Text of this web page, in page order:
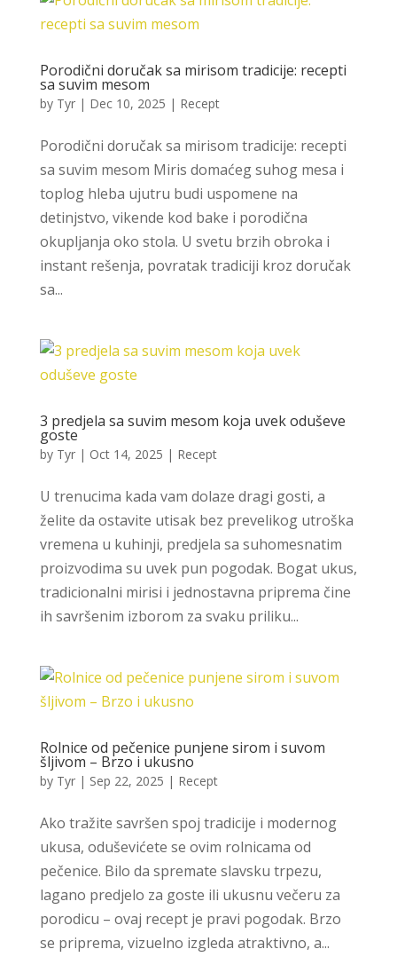
Porodični doručak sa mirisom tradicije: recepti
sa suvim mesom
by Tyr| Dec 10, 2025 | Recept
Porodični doručak sa mirisom tradicije: recepti
sa suvim mesom Miris domaćeg suhog mesa i
toplog hleba ujutru budi uspomene na
detinjstvo, vikende kod bake i porodična
okupljanja oko stola. U svetu brzih obroka i
instant rešenja, povratak tradiciji kroz doručak
sa...
3 predjela sa suvim mesom koja uvek oduševe
goste
by Tyr| Oct 14, 2025 | Recept
U trenucima kada vam dolaze dragi gosti, a
želite da ostavite utisak bez prevelikog utroška
vremena u kuhinji, predjela sa suhomesnatim
proizvodima su uvek pun pogodak. Bogat ukus,
tradicionalni mirisi i jednostavna priprema čine
ih savršenim izborom za svaku priliku...
Rolnice od pečenice punjene sirom i suvom
šljivom – Brzo i ukusno
by Tyr| Sep 22, 2025 | Recept
Ako tražite savršen spoj tradicije i modernog
ukusa, oduševićete se ovim rolnicama od
pečenice. Bilo da spremate slavsku trpezu,
lagano predjelo za goste ili ukusnu večeru za
porodicu – ovaj recept je pravi pogodak. Brzo
se priprema, vizuelno izgleda atraktivno, a...